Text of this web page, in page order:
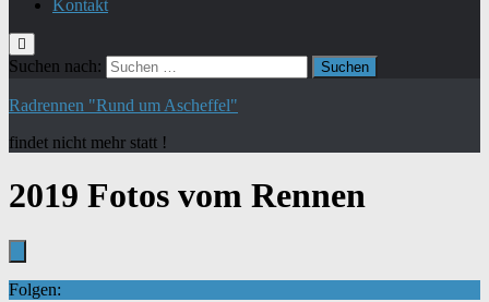
Kontakt
Suchen nach:
Radrennen "Rund um Ascheffel"
findet nicht mehr statt !
2019 Fotos vom Rennen
Folgen: